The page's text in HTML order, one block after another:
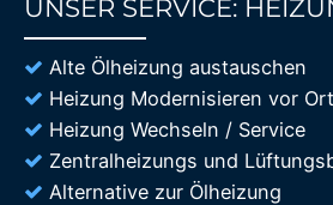
UNSER SERVICE:
85%
Alte Ölheizung austauschen
Heizung Modernisieren vor Ort
Heizung Wechseln / Service
Zentralheizungs und
Alternative zur Ölheizung